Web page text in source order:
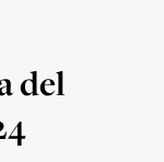
del